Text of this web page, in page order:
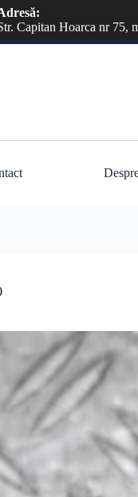
Capitan Hoarca nr 75,